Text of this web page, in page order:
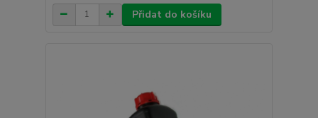
Přidat do košíku